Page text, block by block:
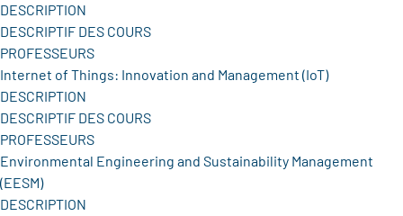
DESCRIPTION
DESCRIPTIF DES COURS
PROFESSEURS
Internet of Things: Innovation and Management (IoT)
DESCRIPTION
DESCRIPTIF DES COURS
PROFESSEURS
Environmental Engineering and Sustainability Management
(EESM)
DESCRIPTION